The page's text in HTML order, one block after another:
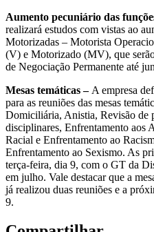
Aumento pecuniário das
realizará estudos com vistas ao
Motorizadas – Motorista
(V) e Motorizado (MV), que
de Negociação Permanente até
Mesas temáticas – A empresa
para as reuniões das mesas
Domiciliária, Anistia, Revisão de
disciplinares, Enfrentamento aos
Racial e Enfrentamento ao
Enfrentamento ao Sexismo. As
terça-feira, dia 9, com o GT da
em julho. Vale destacar que a
já realizou duas reuniões e a
9.